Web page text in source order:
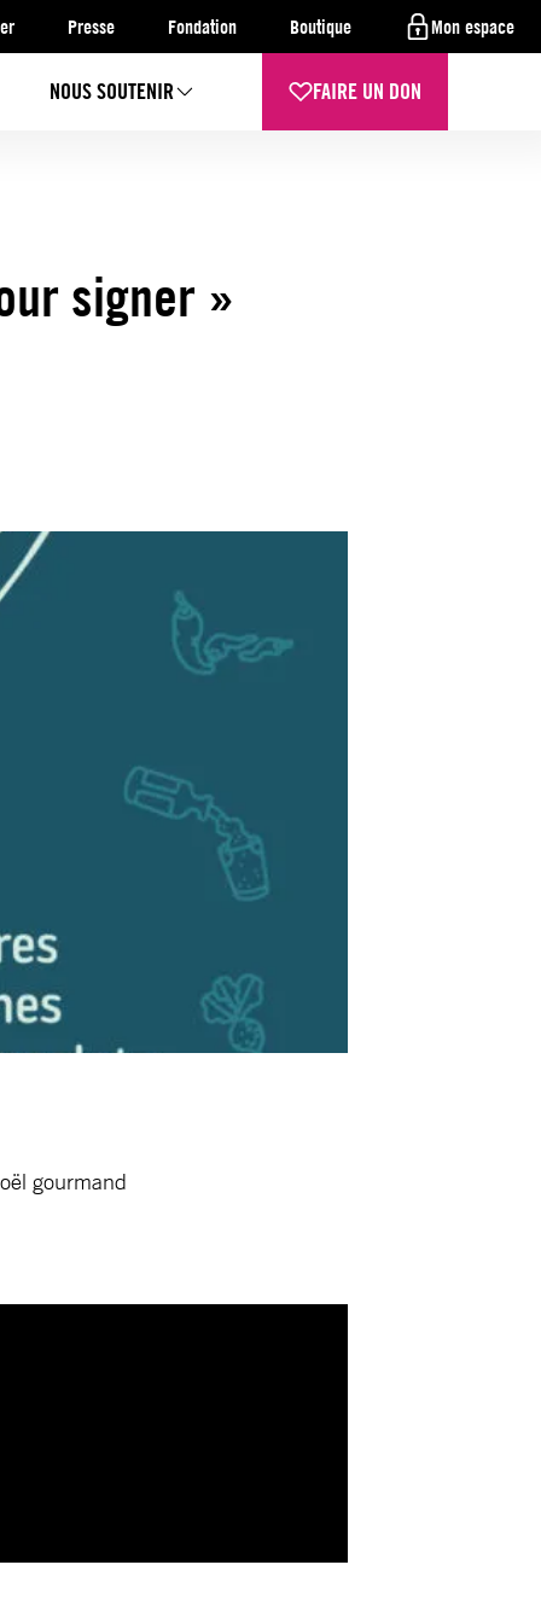
Presse Fondation Boutique Mon espace
NOUS SOUTENIR FAIRE UN DON
signer »
gourmand